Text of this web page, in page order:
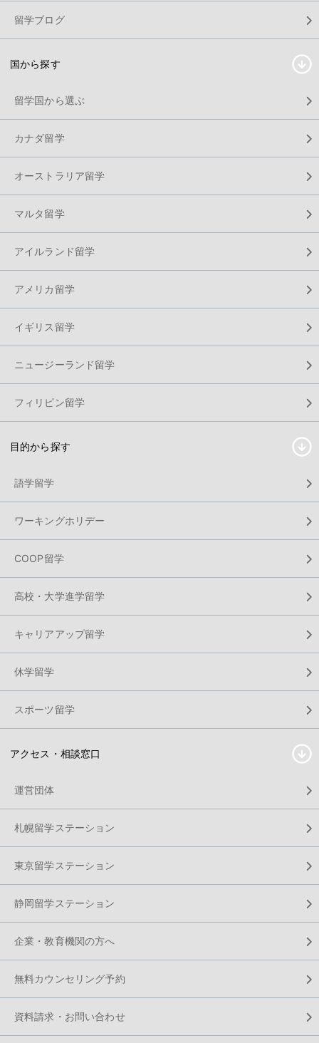
留学ブログ
国から探す
留学国から選ぶ
カナダ留学
オーストラリア留学
マルタ留学
アイルランド留学
アメリカ留学
イギリス留学
ニュージーランド留学
フィリピン留学
目的から探す
語学留学
ワーキングホリデー
COOP留学
高校・大学進学留学
キャリアアップ留学
休学留学
スポーツ留学
アクセス・相談窓口
運営団体
札幌留学ステーション
東京留学ステーション
静岡留学ステーション
企業・教育機関の方へ
無料カウンセリング予約
資料請求・お問い合わせ